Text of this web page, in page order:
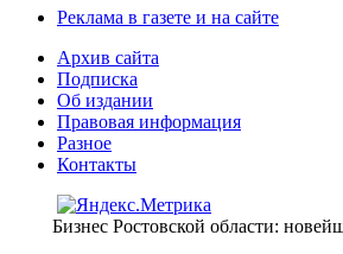
Реклама в газете и на сайте
Архив сайта
Подписка
Об издании
Правовая информация
Разное
Контакты
Бизнес Ростовской области: